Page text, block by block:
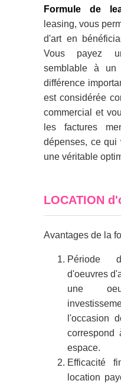
Formule de
leasing, vous
d'art en
Vous payez
semblable à un
différence
est considérée
commercial et
les factures
dépenses, ce qui
une véritable
LOCATION
Avantages de la
Période
d'oeuvres
une
l'occasion
espace.
Efficacité
location